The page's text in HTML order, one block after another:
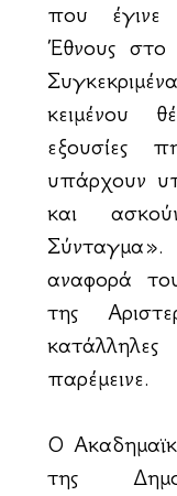
που
Έθνους
κειμένου
εξουσίες
υπάρχουν
και
Σύνταγμα».
αναφορά
της
παρέμεινε.
Ο
της